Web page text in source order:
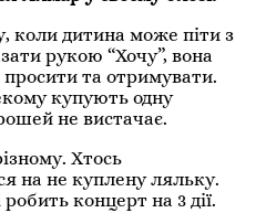
коли дитина може піти з
рукою “Хочу”, вона
та отримувати.
купують одну
не вистачає.
Хтось
на не куплену ляльку.
концерт на 3 дії.